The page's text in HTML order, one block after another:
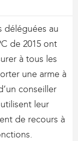
déléguées au
de 2015 ont
à tous les
une arme à
conseiller
leur
de recours à